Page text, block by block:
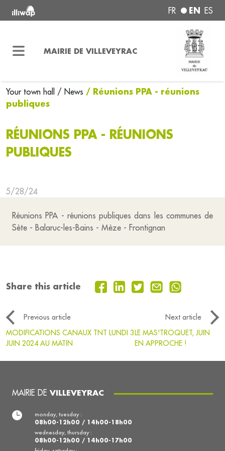
FR EN ES
MAIRIE DE VILLEVEYRAC
Your town hall / News / Réunions PPA - réunions
publiques
RÉUNIONS PPA - RÉUNIONS
PUBLIQUES
5/28/24
Réunions PPA - réunions publiques dans les communes de
Sète - Balaruc-les-Bains - Mèze - Frontignan
Share this article
Previous article
Next article
MODIFICATIONS CANAUX TNT LUNDI 3
JUIN 2024 AU MATIN
LE MAS'TROQUET, JUIN
EN APPROCHE !
MAIRIE DE VILLEVEYRAC
monday, tuesday :
08h00-12h00 / 14h00-18h00
wednesday, thursday :
08h00-12h00 / 14h00-17h00